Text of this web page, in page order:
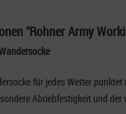
"Rohner Army
für jedes Wetter
Abriebfestigkeit und